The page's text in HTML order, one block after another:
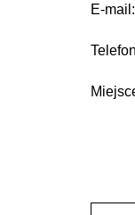
E-mail: